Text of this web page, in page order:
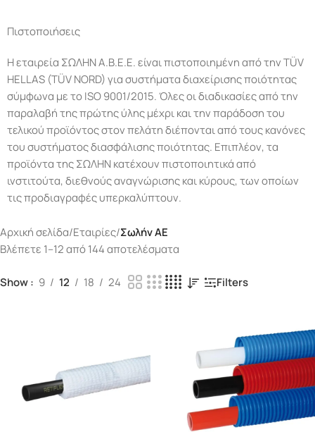
Πιστοποιήσεις
Η εταιρεία ΣΩΛΗΝ Α.Β.Ε.Ε. είναι πιστοποιημένη από την TÜV
HELLAS (TÜV NORD) για συστήματα διαχείρισης ποιότητας
σύμφωνα με το ISO 9001/2015. Όλες οι διαδικασίες από την
παραλαβή της πρώτης ύλης μέχρι και την παράδοση του
τελικού προϊόντος στον πελάτη διέπονται από τους κανόνες
του συστήματος διασφάλισης ποιότητας. Επιπλέον, τα
προϊόντα της ΣΩΛΗΝ κατέχουν πιστοποιητικά από
ινστιτούτα, διεθνούς αναγνώρισης και κύρους, των οποίων
τις προδιαγραφές υπερκαλύπτουν.
Αρχική σελίδα/Εταιρίες/Σωλήν ΑΕ
Βλέπετε 1–12 από 144 αποτελέσματα
Show 9 12 18 24 Filters